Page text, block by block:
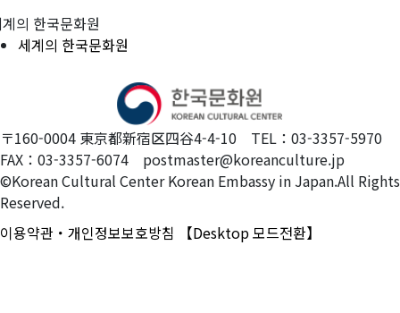
의 한국문화원
세계의 한국문화원
〒160-0004 東京都新宿区四谷4-4-10 TEL：03-3357-5970
FAX：03-3357-6074 postmaster@koreanculture.jp
©Korean Cultural Center Korean Embassy in Japan.All Rights
Reserved.
이용약관・개인정보보호방침
【Desktop 모드전환】